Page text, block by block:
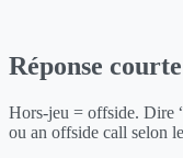
Réponse courte
Hors-jeu = offside. Dire
ou an offside call selon